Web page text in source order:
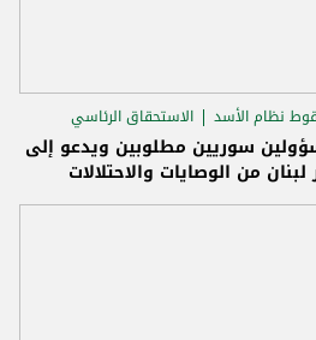
نظام الأسد الاستحقاق الرئاسي
سوريين مطلوبين ويدعو إلى
من الوصايات والاحتلالات